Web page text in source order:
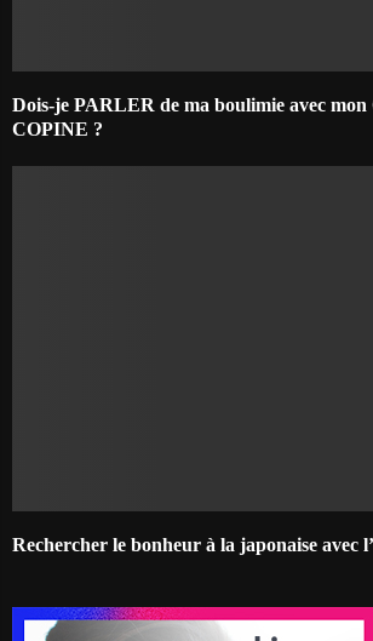
Dois-je PARLER de ma boulimie avec
COPINE ?
Rechercher le bonheur à la japonaise avec